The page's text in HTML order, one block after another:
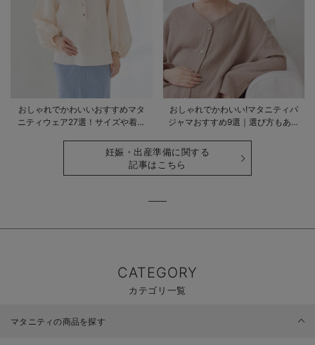
おしゃれでかわいいおすすめマタ
ニティウェア27選！サイズや着る
おしゃれでかわいい!マタニティパ
ジャマおすすめ9選｜選び方もあわ
妊娠・出産準備に関する
記事はこちら
CATEGORY
カテゴリ一覧
マタニティの商品を探す